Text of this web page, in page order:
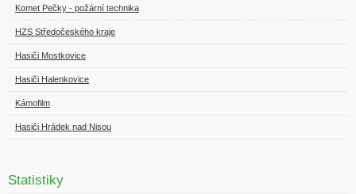
Komet Pečky - požární technika
HZS Středočeského kraje
Hasiči Mostkovice
Hasiči Halenkovice
Kámofilm
Hasiči Hrádek nad Nisou
Statistiky